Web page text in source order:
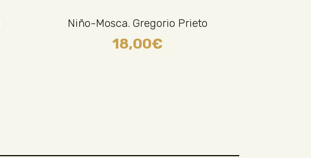
Niño-Mosca. Gregorio Prieto
18,00€